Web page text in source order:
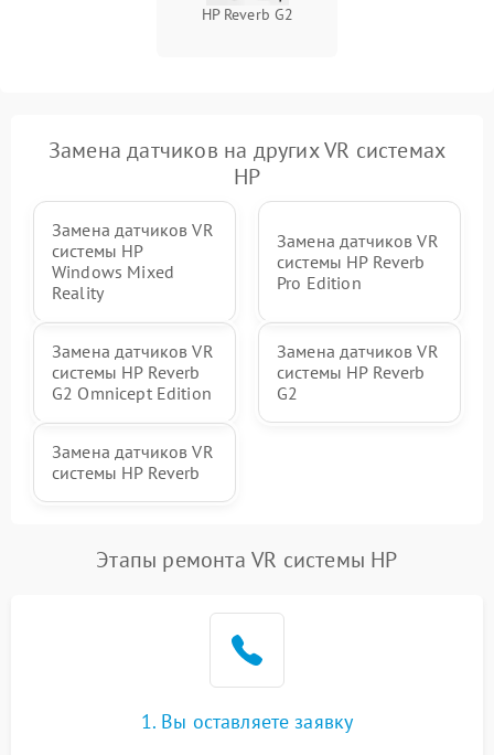
HP Reverb G2
Замена датчиков на других VR системах
HP
Замена датчиков VR
системы HP
Windows Mixed
Reality
Замена датчиков VR
системы HP Reverb
Pro Edition
Замена датчиков VR
системы HP Reverb
G2 Omnicept Edition
Замена датчиков VR
системы HP Reverb
G2
Замена датчиков VR
системы HP Reverb
Этапы ремонта VR системы HP
1. Вы оставляете заявку